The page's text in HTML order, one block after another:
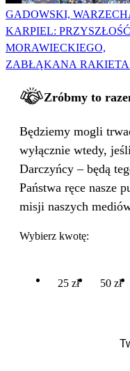
GADOWSKI,
KARPIEL: PRZYSZŁOŚĆ
MORAWIECKIEGO,
ZABŁĄKANA
Zróbmy to
Będziemy mogli
wyłącznie wtedy,
Darczyńcy – będą
Państwa ręce nasze
misji naszych
Wybierz kwotę:
25 zł 50 zł